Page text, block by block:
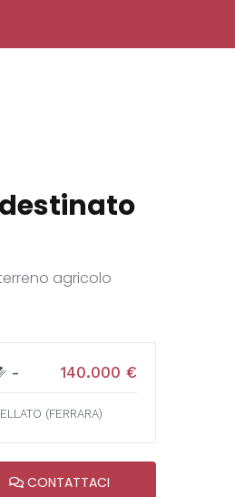
agricolo
- 140.000 €
(FERRARA)
CONTATTACI